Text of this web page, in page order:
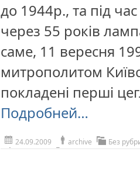
до 1944р., та під
через 55 років
саме, 11 вересня
митрополитом
покладені перші
Подробней…
24.09.2009 archive Без